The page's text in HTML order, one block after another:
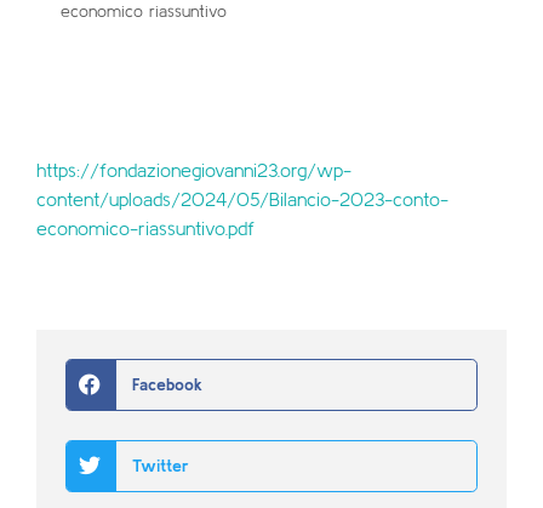
economico riassuntivo
https://fondazionegiovanni23.org/wp-
content/uploads/2024/05/Bilancio-2023-conto-
economico-riassuntivo.pdf
Facebook
Twitter